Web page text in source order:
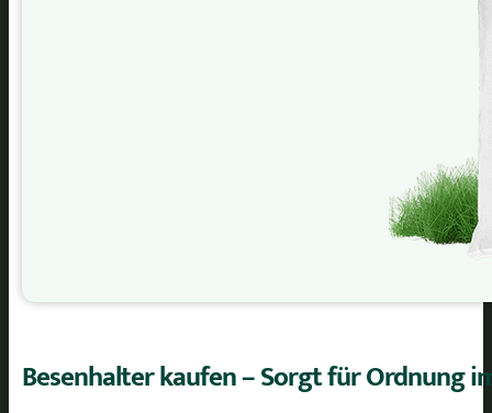
Besenhalter kaufen – Sorgt für Ordnung